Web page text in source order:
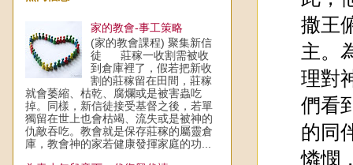
撒王
主。
理對
們看
的同
憐憫
家的教會-事工策略
(家的教會課程) 聚集新信
徒 莊稼一收割需被收
到倉庫裡了，假若把新收
割的莊稼留在田間，莊稼
就會萎縮、枯乾、腐爛或是被害蟲吃
掉。同樣，新信徒接受基督之後，若單
獨留在世上也會枯竭、流失或是被神的
仇敵吞吃。教會就是保存莊稼的屬靈倉
庫，教會神的家若健康發揮家庭的功...